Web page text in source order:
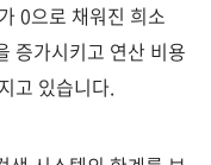
0으로 채워진 희소
증가시키고 연산 비용
고 있습니다.